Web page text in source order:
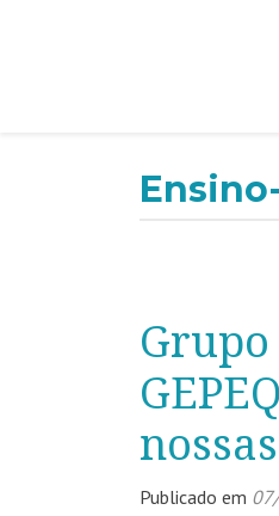
conteúdo
Publicado em